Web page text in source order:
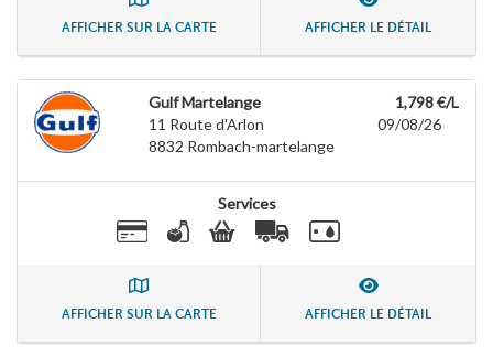
AFFICHER SUR LA CARTE AFFICHER LE DÉTAIL
Gulf Martelange
11 Route d'Arlon
8832 Rombach-martelange
1,798 €/L
09/08/26
Services
AFFICHER SUR LA CARTE AFFICHER LE DÉTAIL